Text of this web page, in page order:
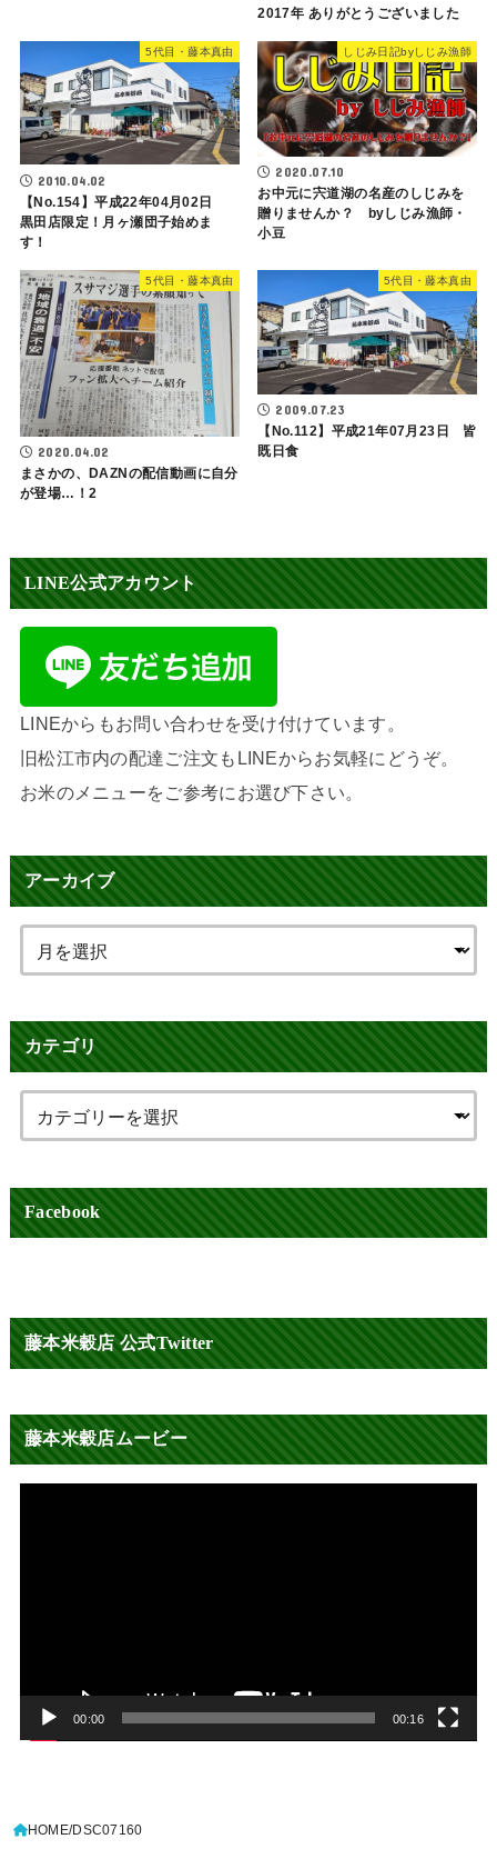
2017年 ありがとうございました
5代目・藤本真由
2010.04.02
【No.154】平成22年04月02日
黒田店限定！月ヶ瀬団子始めま
す！
しじみ日記byしじみ漁師
2020.07.10
お中元に宍道湖の名産のしじみを
贈りませんか？ byしじみ漁師・
小豆
5代目・藤本真由
2020.04.02
まさかの、DAZNの配信動画に自分
が登場…！2
5代目・藤本真由
2009.07.23
【No.112】平成21年07月23日 皆
既日食
LINE公式アカウント
LINEからもお問い合わせを受け付けています。
旧松江市内の配達ご注文もLINEからお気軽にどうぞ。
お米のメニューをご参考にお選び下さい。
アーカイブ
カテゴリ
Facebook
藤本米穀店 公式Twitter
藤本米穀店ムービー
00:00 00:16
HOME DSC07160